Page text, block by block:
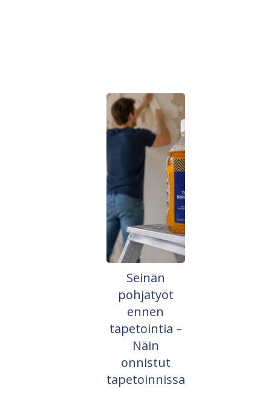
Seinän
pohjatyöt
ennen
tapetointia –
Näin
onnistut
tapetoinnissa